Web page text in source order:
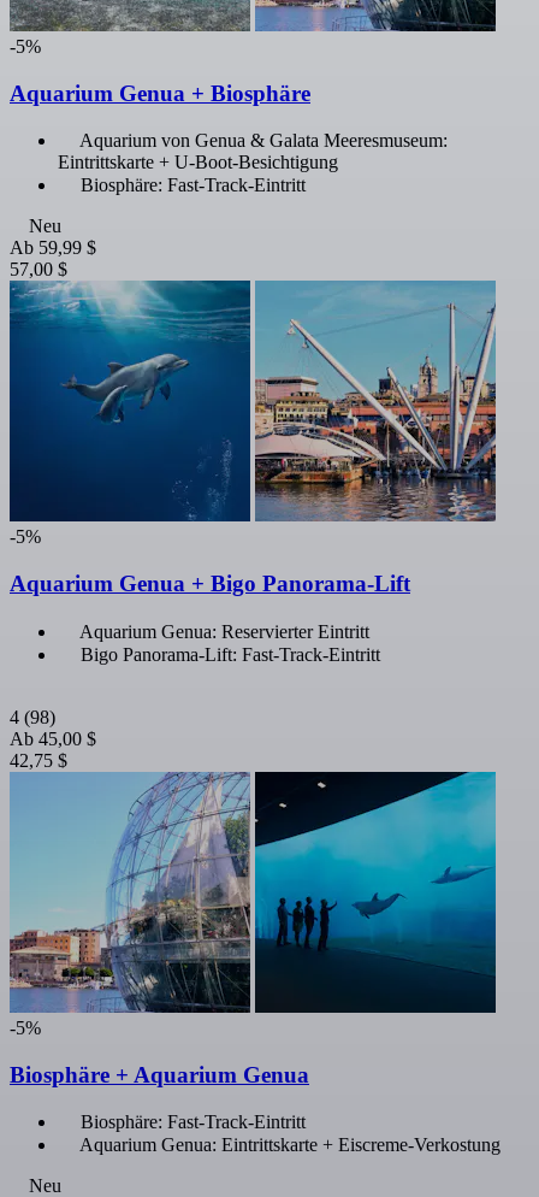
-5%
Aquarium Genua + Biosphäre
Aquarium von Genua & Galata Meeresmuseum:
Eintrittskarte + U-Boot-Besichtigung
Biosphäre: Fast-Track-Eintritt
Neu
Ab 59,99 $
57,00 $
-5%
Aquarium Genua + Bigo Panorama-Lift
Aquarium Genua: Reservierter Eintritt
Bigo Panorama-Lift: Fast-Track-Eintritt
4 (98)
Ab 45,00 $
42,75 $
-5%
Biosphäre + Aquarium Genua
Biosphäre: Fast-Track-Eintritt
Aquarium Genua: Eintrittskarte + Eiscreme-Verkostung
Neu